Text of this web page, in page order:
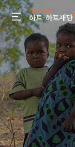
gnb menu open
인기 키워드
#정기후원#하트